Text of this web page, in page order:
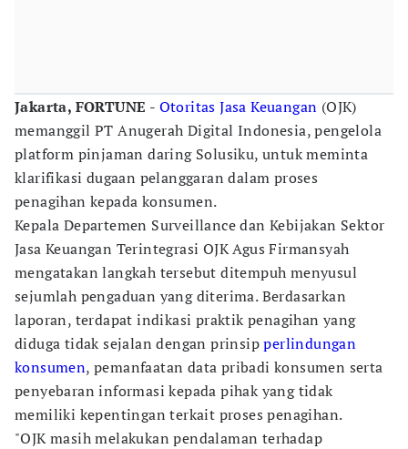
Jakarta, FORTUNE - Otoritas Jasa Keuangan (OJK)
memanggil PT Anugerah Digital Indonesia, pengelola
platform pinjaman daring Solusiku, untuk meminta
klarifikasi dugaan pelanggaran dalam proses
penagihan kepada konsumen.
Kepala Departemen Surveillance dan Kebijakan Sektor
Jasa Keuangan Terintegrasi OJK Agus Firmansyah
mengatakan langkah tersebut ditempuh menyusul
sejumlah pengaduan yang diterima. Berdasarkan
laporan, terdapat indikasi praktik penagihan yang
diduga tidak sejalan dengan prinsipperlindungan
konsumen, pemanfaatan data pribadi konsumen serta
penyebaran informasi kepada pihak yang tidak
memiliki kepentingan terkait proses penagihan.
"OJK masih melakukan pendalaman terhadap